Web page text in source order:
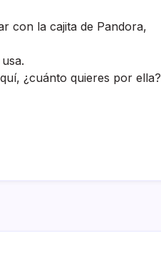
con la cajita de Pandora,
¿cuánto quieres por ella?